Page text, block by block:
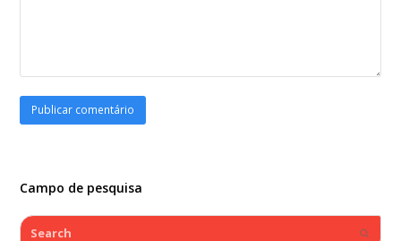
Campo de pesquisa
Search